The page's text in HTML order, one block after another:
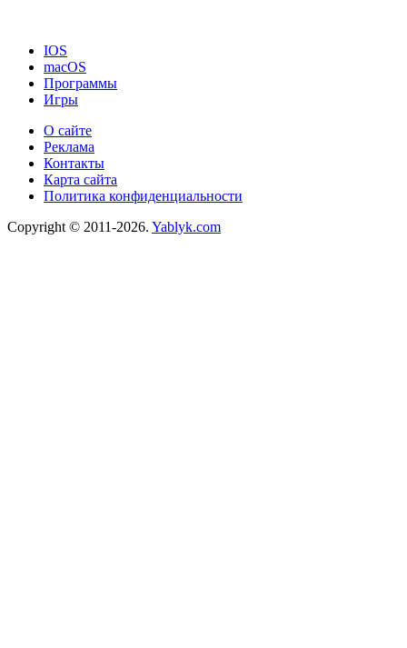
IOS
macOS
Программы
Игры
О сайте
Реклама
Контакты
Карта сайта
Политика конфиденциальности
Copyright © 2011-2026. Yablyk.сom